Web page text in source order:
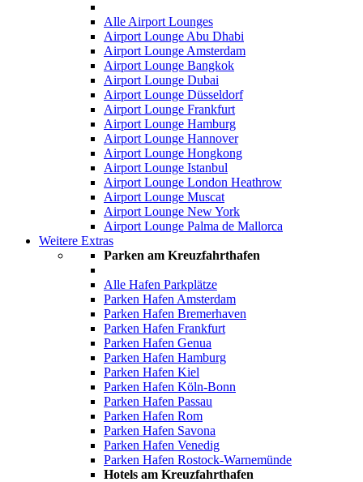
Alle Airport Lounges
Airport Lounge Abu Dhabi
Airport Lounge Amsterdam
Airport Lounge Bangkok
Airport Lounge Dubai
Airport Lounge Düsseldorf
Airport Lounge Frankfurt
Airport Lounge Hamburg
Airport Lounge Hannover
Airport Lounge Hongkong
Airport Lounge Istanbul
Airport Lounge London Heathrow
Airport Lounge Muscat
Airport Lounge New York
Airport Lounge Palma de Mallorca
Weitere Extras
Parken am Kreuzfahrthafen
Alle Hafen Parkplätze
Parken Hafen Amsterdam
Parken Hafen Bremerhaven
Parken Hafen Frankfurt
Parken Hafen Genua
Parken Hafen Hamburg
Parken Hafen Kiel
Parken Hafen Köln-Bonn
Parken Hafen Passau
Parken Hafen Rom
Parken Hafen Savona
Parken Hafen Venedig
Parken Hafen Rostock-Warnemünde
Hotels am Kreuzfahrthafen